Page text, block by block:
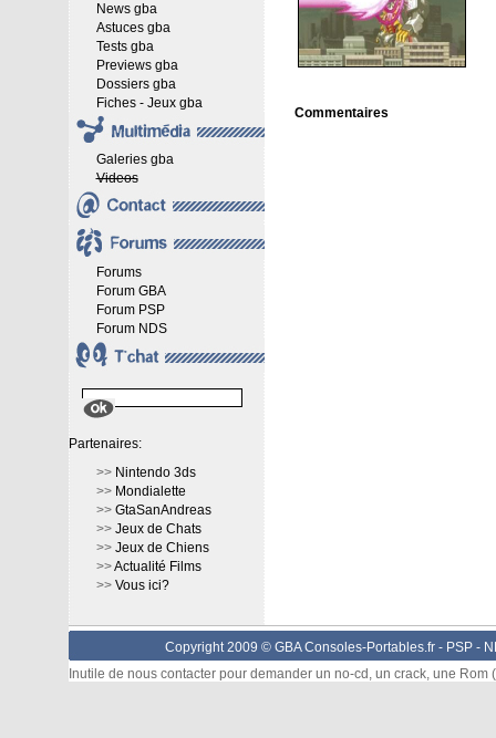
News gba
Astuces gba
Tests gba
Previews gba
Dossiers gba
Fiches - Jeux gba
Galeries gba
Videos
Forums
Forum GBA
Forum PSP
Forum NDS
Partenaires:
>> Nintendo 3ds
>> Mondialette
>> GtaSanAndreas
>> Jeux de Chats
>> Jeux de Chiens
>>Actualité Films
>> Vous ici?
Commentaires
Copyright 2009 © GBA Consoles-Portables.fr - PSP-
Inutile de nous contacter pour demander un no-cd, un crack, une